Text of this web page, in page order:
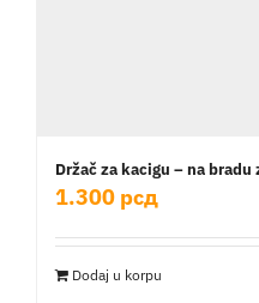
Držač za kacigu – na
1.300 рсд
Dodaj u korpu